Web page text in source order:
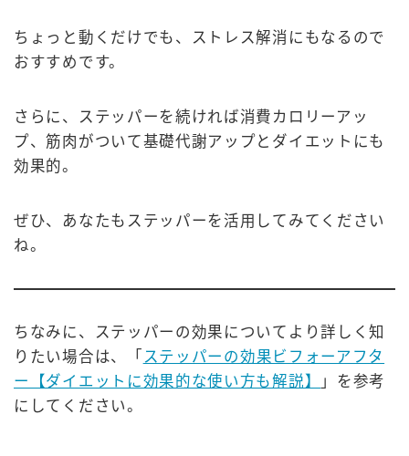
ちょっと動くだけでも、ストレス解消にもなるので
おすすめです。
さらに、ステッパーを続ければ消費カロリーアッ
プ、筋肉がついて基礎代謝アップとダイエットにも
効果的。
ぜひ、あなたもステッパーを活用してみてください
ね。
ちなみに、ステッパーの効果についてより詳しく知
りたい場合は、「 ステッパーの効果ビフォーアフタ
ー【ダイエットに効果的な使い方も解説】
」を参考
にしてください。